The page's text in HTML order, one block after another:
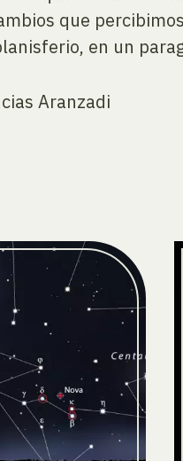
que
en un
Aranzadi